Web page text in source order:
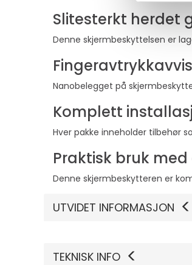
Slitesterkt herdet
Denne skjermbeskyttelsen er
Nanobelegget på
Komplett
Hver pakke inneholder tilbehør
Praktisk bruk
Denne skjermbeskytteren er
UTVIDET INFORMASJON
TEKNISK INFO